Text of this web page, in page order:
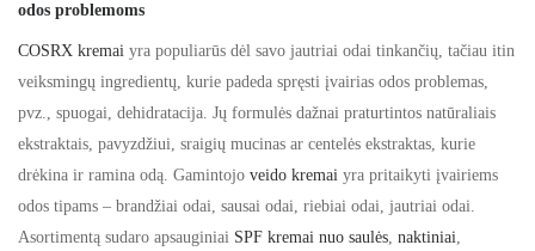
odos problemoms
COSRX kremai yra populiarūs dėl savo jautriai odai tinkančių, tačiau itin
veiksmingų ingredientų, kurie padeda spręsti įvairias odos problemas,
pvz., spuogai, dehidratacija. Jų formulės dažnai praturtintos natūraliais
ekstraktais, pavyzdžiui, sraigių mucinas ar centelės ekstraktas, kurie
drėkina ir ramina odą. Gamintojo veido kremai yra pritaikyti įvairiems
odos tipams – brandžiai odai, sausai odai, riebiai odai, jautriai odai.
Asortimentą sudaro apsauginiai SPF kremai nuo saulės, naktiniai,